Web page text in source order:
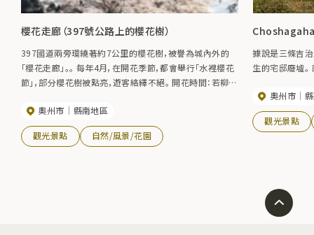
櫻花走廊（397號公路上的櫻花樹）
397國道兩旁環繞著約7公里的櫻花樹，被譽為城內外的
「櫻花走廊」。。 每年4月，在開花季節，都會舉行「水裡櫻花
節」，部分櫻花樹被點亮，遊客絡繹不絕。 開花時間：若柳中
下旬 奧州市 縣南地區
觀光景點 自然/風景/花園
據說是三條吉
生的宅邸廢墟。
奧州市
觀光景點